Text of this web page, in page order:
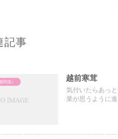
記事
関係） 越前寒茸
気付いたらあっ
業が思うように進